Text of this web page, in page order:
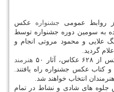
روابط عمومی جشنواره عکس
به سومین دوره جشنواره توسط
علایی و محمود مروتی انجام و
گردید.
هنرمند
و کتاب عکس جشنواره راه یافتند.
انتخاب خواهند شد.
های شادی و نشاط در تمام